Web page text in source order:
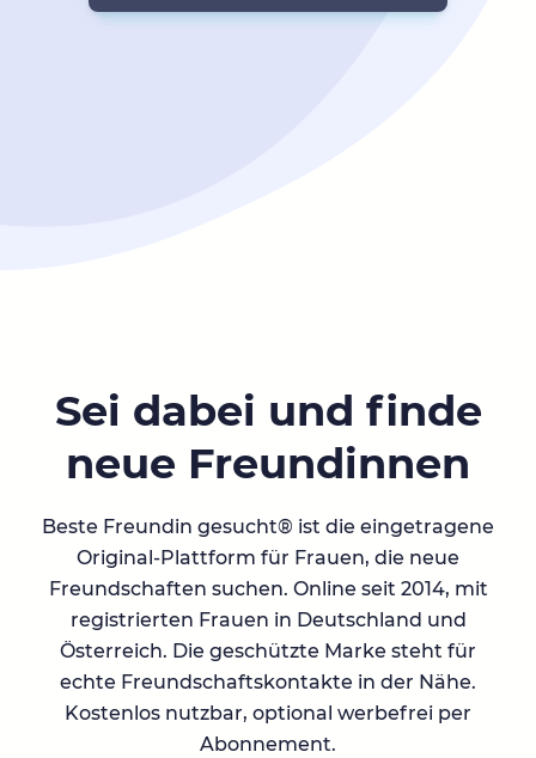
Sei dabei und finde
neue Freundinnen
Beste Freundin gesucht® ist die eingetragene
Original-Plattform für Frauen, die neue
Freundschaften suchen. Online seit 2014, mit
registrierten Frauen in Deutschland und
Österreich. Die geschützte Marke steht für
echte Freundschaftskontakte in der Nähe.
Kostenlos nutzbar, optional werbefrei per
Abonnement.